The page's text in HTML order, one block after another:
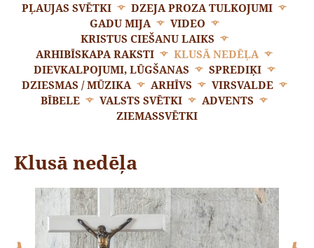
PĻAUJAS SVĒTKI
DZEJA PROZA TULKOJUMI
GADU MIJA
VIDEO
KRISTUS CIEŠANU LAIKS
ARHIBĪSKAPA RAKSTI
KLUSĀ NEDĒĻA
DIEVKALPOJUMI, LŪGŠANAS
SPREDIĶI
DZIESMAS / MŪZIKA
ARHĪVS
VIRSVALDE
BĪBELE
VALSTS SVĒTKI
ADVENTS
ZIEMASSVĒTKI
Klusā nedēļa